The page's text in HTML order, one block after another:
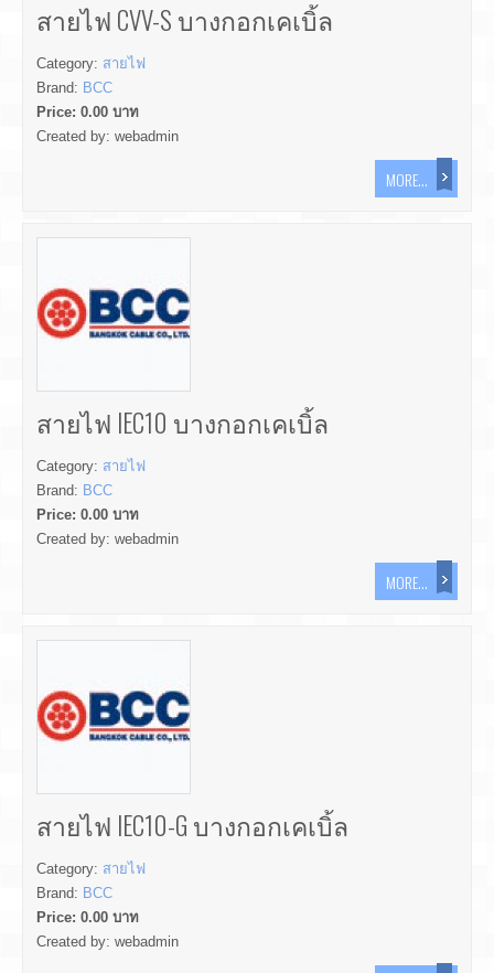
สายไฟ CVV-S บางกอกเคเบิ้ล
Category: สายไฟ
Brand: BCC
Price: 0.00 บาท
Created by: webadmin
MORE...
สายไฟ IEC10 บางกอกเคเบิ้ล
Category: สายไฟ
Brand: BCC
Price: 0.00 บาท
Created by: webadmin
MORE...
สายไฟ IEC10-G บางกอกเคเบิ้ล
Category: สายไฟ
Brand: BCC
Price: 0.00 บาท
Created by: webadmin